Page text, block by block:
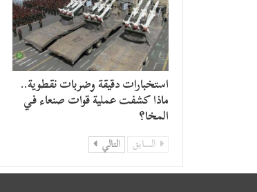
استخبارات دقيقة وضربات نقطوية..
ماذا كشفت عملية قوات صنعاء في
المخا؟
السابق التالي